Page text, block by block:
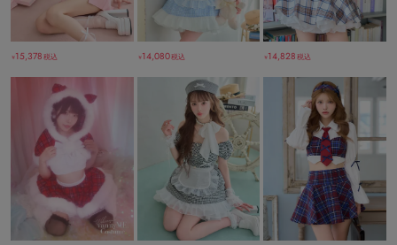
￥15,378税込 ￥14,080税込 ￥14,828 税込